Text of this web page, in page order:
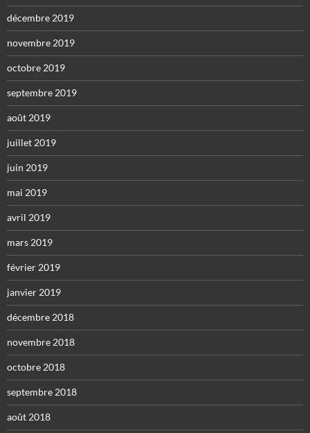
décembre 2019
novembre 2019
octobre 2019
septembre 2019
août 2019
juillet 2019
juin 2019
mai 2019
avril 2019
mars 2019
février 2019
janvier 2019
décembre 2018
novembre 2018
octobre 2018
septembre 2018
août 2018